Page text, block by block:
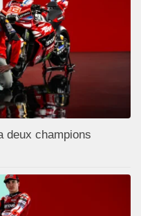
deux champions